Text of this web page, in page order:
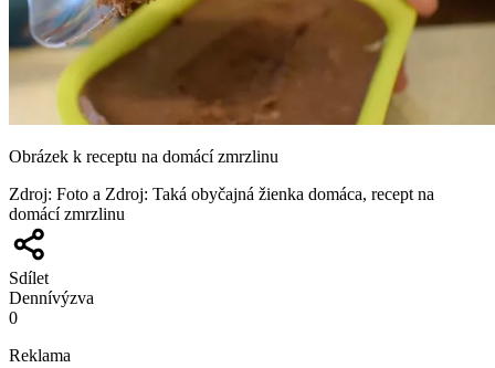
Obrázek k receptu na domácí zmrzlinu
Zdroj: Foto a Zdroj: Taká obyčajná žienka domáca, recept na
domácí zmrzlinu
Sdílet
Dennívýzva
0
Reklama